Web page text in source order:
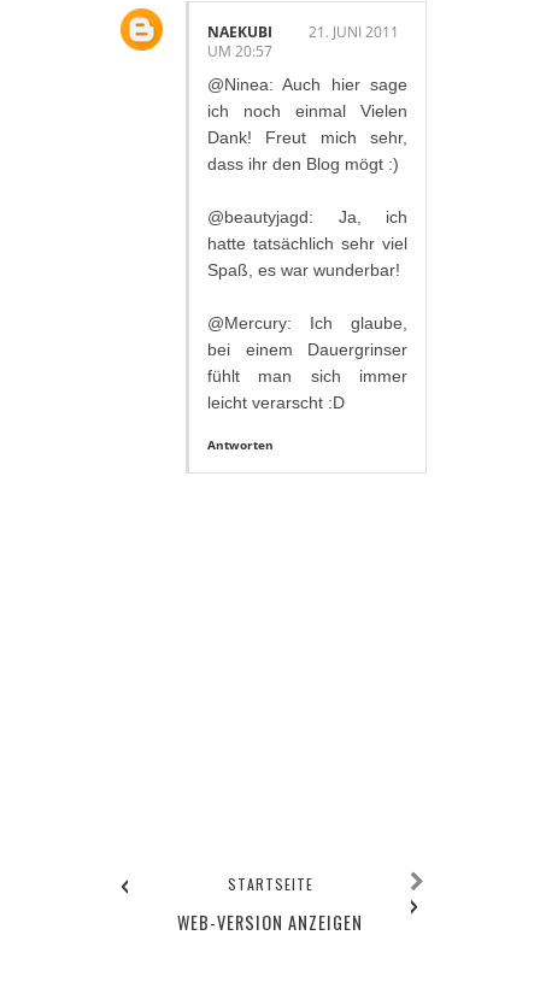
NAEKUBI
21. JUNI 2011
UM 20:57
@Ninea: Auch hier sage
ich noch einmal Vielen
Dank! Freut mich sehr,
dass ihr den Blog mögt :)
@beautyjagd: Ja, ich
hatte tatsächlich sehr viel
Spaß, es war wunderbar!
@Mercury: Ich glaube,
bei einem Dauergrinser
fühlt man sich immer
leicht verarscht :D
Antworten
‹ ›
STARTSEITE
WEB-VERSION ANZEIGEN